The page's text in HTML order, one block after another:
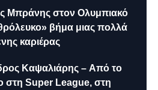
Μπράνης στον Ολυμπιακό
βήμα μιας πολλά
καριέρας
Καψαλιάρης – Από το
στη Super League, στη